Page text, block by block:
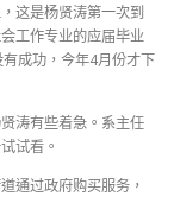
这是杨贤涛第一次到
工作专业的应届毕业
成功，今年4月份才下
涛有些着急。系主任
试看。
通过政府购买服务，